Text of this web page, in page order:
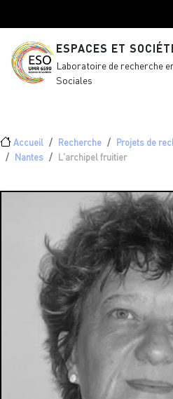
ESPACES ET
Laboratoire de recherche
Sociales
Fil d'Ariane
Accueil Recherche Projets de
Nantes
L'archipel fruitier